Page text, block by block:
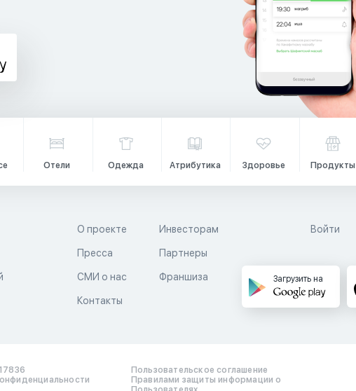
Отели Одежда Атрибутика Здоровье Продукты
О проекте
Пресса
СМИ о нас
Контакты
Инвесторам
Партнеры
Франшиза
Войти
Загрузить на
Пользовательское соглашение
Правилами защиты информации о